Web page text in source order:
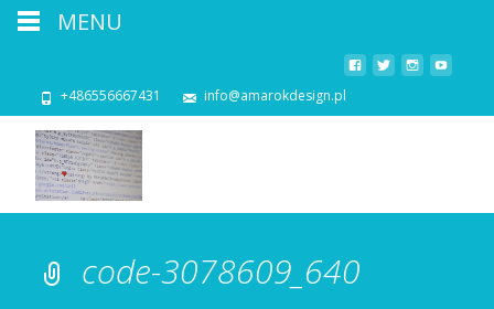
+486556667431 info@amarokdesign.pl
code-3078609_640
MENU